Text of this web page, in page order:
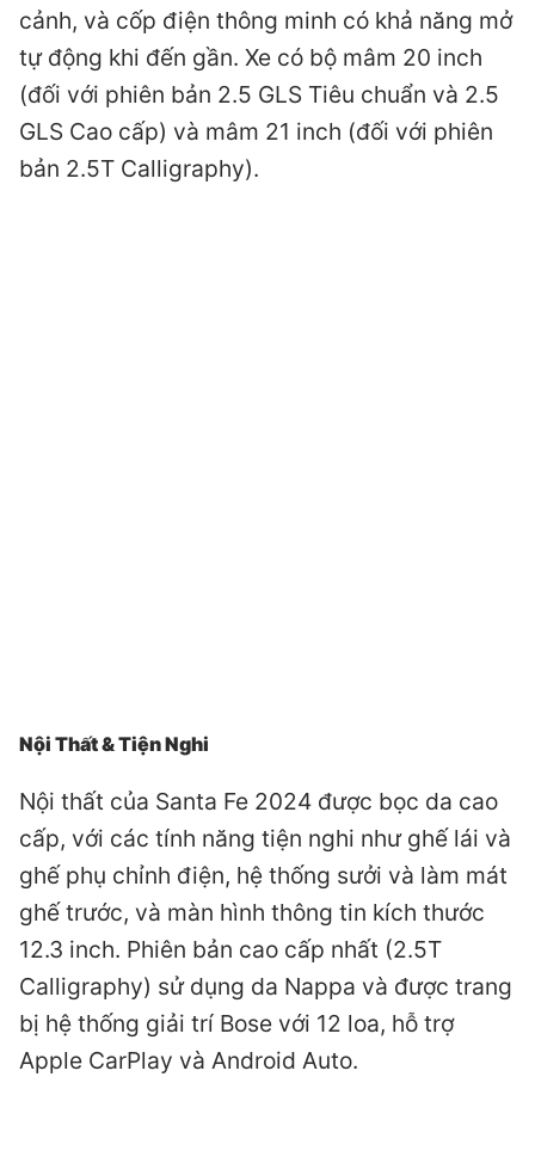
cảnh, và cốp điện thông minh có khả năng mở
tự động khi đến gần. Xe có bộ mâm 20 inch
(đối với phiên bản 2.5 GLS Tiêu chuẩn và 2.5
GLS Cao cấp) và mâm 21 inch (đối với phiên
bản 2.5T Calligraphy).
Nội Thất & Tiện Nghi
Nội thất của Santa Fe 2024 được bọc da cao
cấp, với các tính năng tiện nghi như ghế lái và
ghế phụ chỉnh điện, hệ thống sưởi và làm mát
ghế trước, và màn hình thông tin kích thước
12.3 inch. Phiên bản cao cấp nhất (2.5T
Calligraphy) sử dụng da Nappa và được trang
bị hệ thống giải trí Bose với 12 loa, hỗ trợ
Apple CarPlay và Android Auto.